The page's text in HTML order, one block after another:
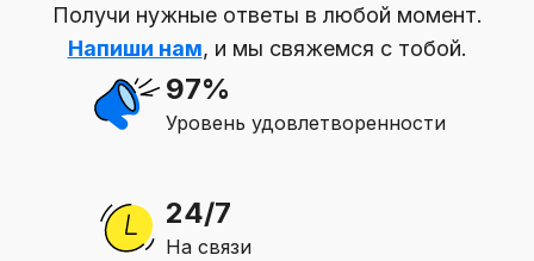
Получи нужные ответы в любой момент.
Напиши нам, и мы свяжемся с тобой.
97%
Уровень удовлетворенности
24/7
На связи